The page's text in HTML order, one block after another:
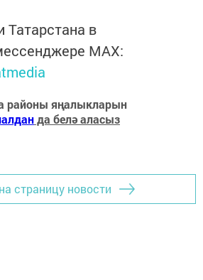
Татарстана в
MАХ:
районы яңалыкларын
да белә аласыз
страницу новости